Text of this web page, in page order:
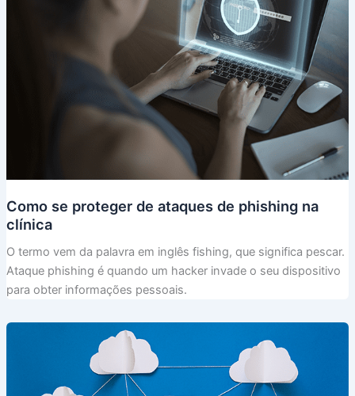
Como se proteger de ataques de phishing na
clínica
O termo vem da palavra em inglês fishing, que significa pescar.
Ataque phishing é quando um hacker invade o seu dispositivo
para obter informações pessoais.